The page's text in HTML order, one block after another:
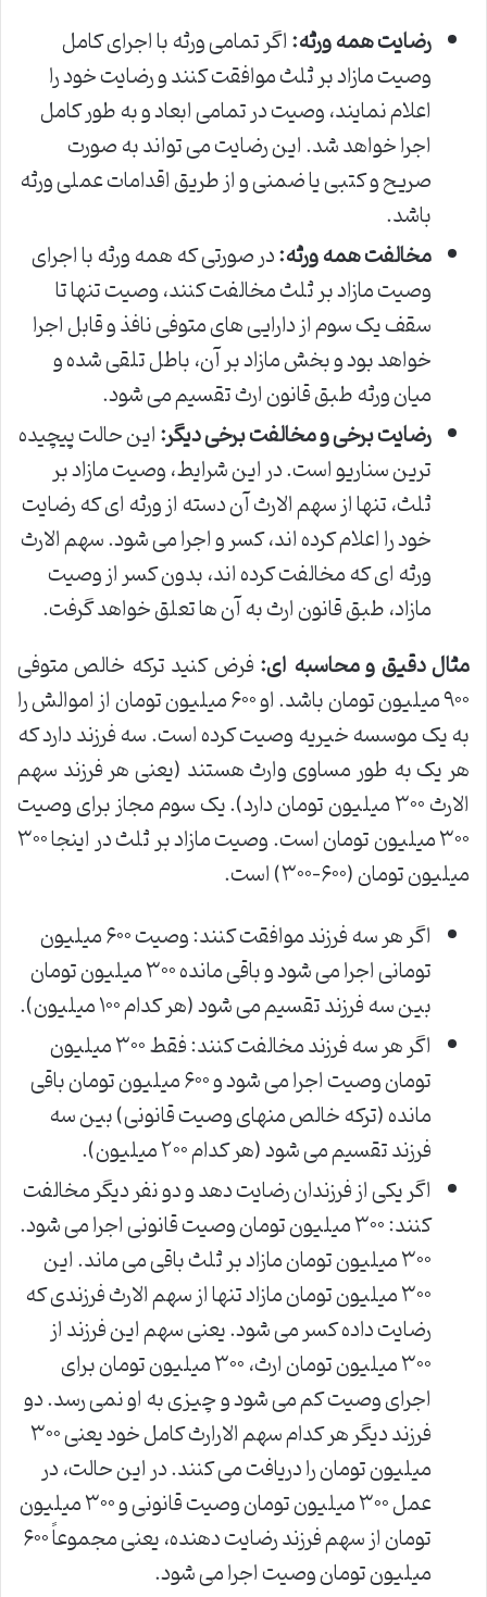
رضایت همه ورثه:اگر تمامی ورثه با اجرای کامل
وصیت مازاد بر ثلث موافقت کنند و رضایت خود را
اعلام نمایند، وصیت در تمامی ابعاد و به طور کامل
اجرا خواهد شد. این رضایت می تواند به صورت
صریح و کتبی یا ضمنی و از طریق اقدامات عملی ورثه
باشد.
مخالفت همه ورثه:در صورتی که همه ورثه با اجرای
وصیت مازاد بر ثلث مخالفت کنند، وصیت تنها تا
سقف یک سوم از دارایی های متوفی نافذ و قابل اجرا
خواهد بود و بخش مازاد بر آن، باطل تلقی شده و
میان ورثه طبق قانون ارث تقسیم می شود.
رضایت برخی و مخالفت برخی دیگر:این حالت پیچیده
ترین سناریو است. در این شرایط، وصیت مازاد بر
ثلث، تنها از سهم الارث آن دسته از ورثه ای که رضایت
خود را اعلام کرده اند، کسر و اجرا می شود. سهم الارث
ورثه ای که مخالفت کرده اند، بدون کسر از وصیت
مازاد، طبق قانون ارث به آن ها تعلق خواهد گرفت.
مثال دقیق و محاسبه ای:فرض کنید ترکه خالص متوفی
۹۰۰ میلیون تومان باشد. او ۶۰۰ میلیون تومان از اموالش را
به یک موسسه خیریه وصیت کرده است. سه فرزند دارد که
هر یک به طور مساوی وارث هستند (یعنی هر فرزند سهم
الارث ۳۰۰ میلیون تومان دارد). یک سوم مجاز برای وصیت
۳۰۰ میلیون تومان است. وصیت مازاد بر ثلث در اینجا ۳۰۰
میلیون تومان (۶۰۰-۳۰۰) است.
اگر هر سه فرزند موافقت کنند: وصیت ۶۰۰ میلیون
تومانی اجرا می شود و باقی مانده ۳۰۰ میلیون تومان
بین سه فرزند تقسیم می شود (هر کدام ۱۰۰ میلیون).
اگر هر سه فرزند مخالفت کنند: فقط ۳۰۰ میلیون
تومان وصیت اجرا می شود و ۶۰۰ میلیون تومان باقی
مانده (ترکه خالص منهای وصیت قانونی) بین سه
فرزند تقسیم می شود (هر کدام ۲۰۰ میلیون).
اگر یکی از فرزندان رضایت دهد و دو نفر دیگر مخالفت
کنند: ۳۰۰ میلیون تومان وصیت قانونی اجرا می شود.
۳۰۰ میلیون تومان مازاد بر ثلث باقی می ماند. این
۳۰۰ میلیون تومان مازاد تنها از سهم الارث فرزندی که
رضایت داده کسر می شود. یعنی سهم این فرزند از
۳۰۰ میلیون تومان ارث، ۳۰۰ میلیون تومان برای
اجرای وصیت کم می شود و چیزی به او نمی رسد. دو
فرزند دیگر هر کدام سهم الارارث کامل خود یعنی ۳۰۰
میلیون تومان را دریافت می کنند. در این حالت، در
عمل ۳۰۰ میلیون تومان وصیت قانونی و ۳۰۰ میلیون
تومان از سهم فرزند رضایت دهنده، یعنی مجموعاً ۶۰۰
میلیون تومان وصیت اجرا می شود.